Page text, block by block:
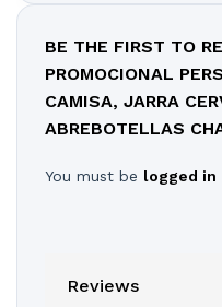
BE THE FIRST TO
PROMOCIONAL
CAMISA, JARRA
ABREBOTELLAS
You must be logged in
Reviews